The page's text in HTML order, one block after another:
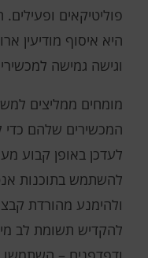
פוליטיקאים
היא איסוף מודיעין
וגישה גמישה
מומחים ממליצים
המכשירים שלהם כדי
לעדכן באופן קבוע
להשתמש בתוכנות
ולהימנע מהורדת
להקדיש תשומת לב